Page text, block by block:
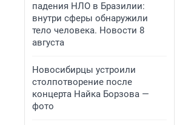
падения НЛО в Бразилии:
внутри сферы обнаружили
тело человека. Новости 8
августа
Новосибирцы устроили
столпотворение после
концерта Найка Борзова —
фото